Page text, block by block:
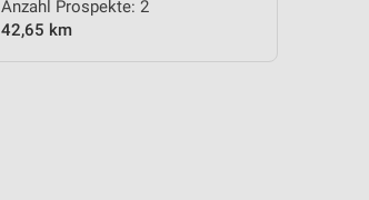
Anzahl Prospekte: 2
42,65 km